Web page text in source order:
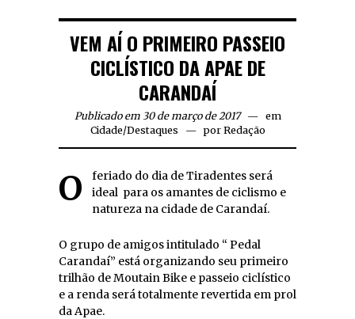
VEM AÍ O PRIMEIRO PASSEIO
CICLÍSTICO DA APAE DE
CARANDAÍ
Publicado em 30 de março de 2017
em
Cidade/Destaques por Redação
O feriado do dia de Tiradentes será
ideal para os amantes de ciclismo e
natureza na cidade de Carandaí.
O grupo de amigos intitulado “ Pedal
Carandaí” está organizando seu primeiro
trilhão de Moutain Bike e passeio ciclístico
e a renda será totalmente revertida em prol
da Apae.